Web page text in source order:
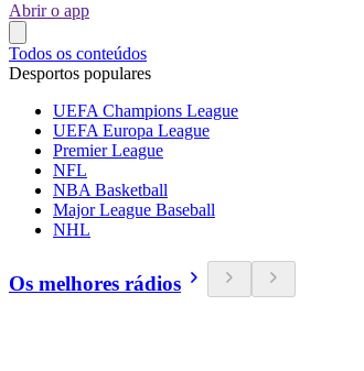
Abrir o app
Todos os conteúdos
Desportos populares
UEFA Champions League
UEFA Europa League
Premier League
NFL
NBA Basketball
Major League Baseball
NHL
Os melhores rádios